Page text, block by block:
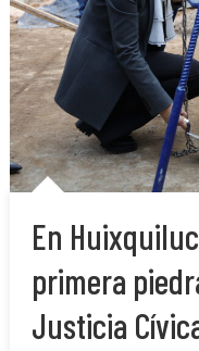
En
primera
Justicia